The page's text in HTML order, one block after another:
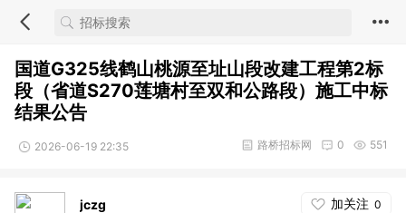
国道G325线鹤山桃源至址山段改建工程第2标
段（省道S270莲塘村至双和公路段）施工中标
结果公告
2026-06-19 22:35 551
0
路桥招标网
jczg 加关注 0